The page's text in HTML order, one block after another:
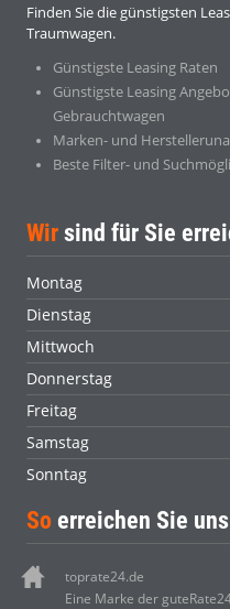
Finden Sie die günstigsten
Traumwagen.
Günstigste Leasing Raten
Günstigste Leasing
Gebrauchtwagen
Marken- und
Beste Filter- und
Wir sind für Sie
Montag
Dienstag
Mittwoch
Donnerstag
Freitag
Samstag
Sonntag
So erreichen Sie uns
toprate24.de
Eine Marke der